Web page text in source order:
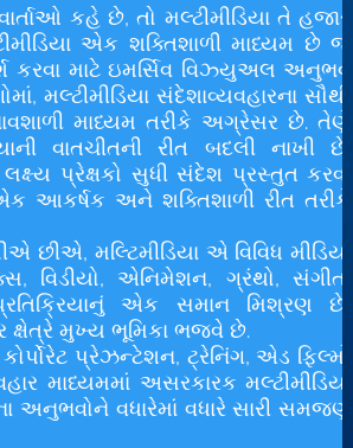
કહે છે, તો મલ્ટીમીડિયા તે હજાર
એક શક્તિશાળી માધ્યમ છે જે
કરવા માટે ઇમર્સિવ વિઝ્યુઅલ અનુભવ
મલ્ટીમીડિયા સંદેશાવ્યવહારના સૌથી
માધ્યમ તરીકે અગ્રેસર છે. તેણે
વાતચીતની રીત બદલી નાખી છે.
લક્ષ્ય પ્રેક્ષકો સુધી સંદેશ પ્રસ્તુત કરવા
આકર્ષક અને શક્તિશાળી રીત તરીકે
મલ્ટિમીડિયા એ વિવિધ મીડિયા
વિડીયો, એનિમેશન, ગ્રંથો, સંગીત,
એક સમાન મિશ્રણ છે,
ક્ષેત્રે મુખ્ય ભૂમિકા ભજવે છે.
પ્રેઝન્ટેશન, ટ્રેનિંગ, એડ ફિલ્મો
માધ્યમમાં અસરકારક મલ્ટીમીડિયા
અનુભવોને વધારેમાં વધારે સારી સમજણ